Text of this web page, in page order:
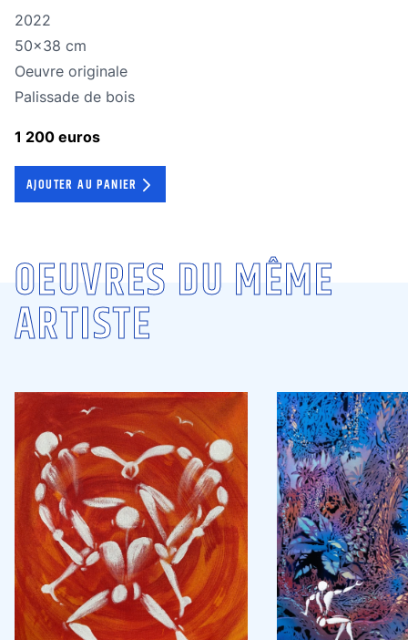
Année de réalisation
2022
Dimensions
50x38 cm
Oeuvre originale
Oeuvre originale
Technique
Palissade de bois
1 200 euros
AJOUTER AU PANIER
OEUVRES DU MÊME
ARTISTE